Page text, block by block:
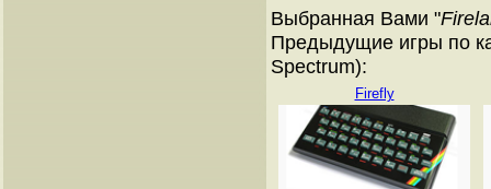
Выбранная Вами "
Предыдущие игры по
Spectrum):
Firefly